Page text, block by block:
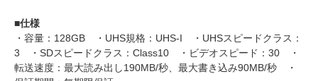
■仕様
・容量：128GB ・UHS規格：UHS-I ・UHSスピードクラス：
3 ・SDスピードクラス：Class10 ・ビデオスピード：30 ・
転送速度：最大読み出し190MB/秒、最大書き込み90MB/秒 ・